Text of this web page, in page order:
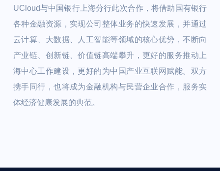
UCloud与中国银行上海分行此次合作，将借助国有银行
各种金融资源，实现公司整体业务的快速发展，并通过
云计算、大数据、人工智能等领域的核心优势，不断向
产业链、创新链、价值链高端攀升，更好的服务推动上
海中心工作建设，更好的为中国产业互联网赋能。双方
携手同行，也将成为金融机构与民营企业合作，服务实
体经济健康发展的典范。